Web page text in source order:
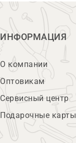
ИНФОРМАЦИЯ
О компании
Оптовикам
Сервисный центр
Подарочные карты